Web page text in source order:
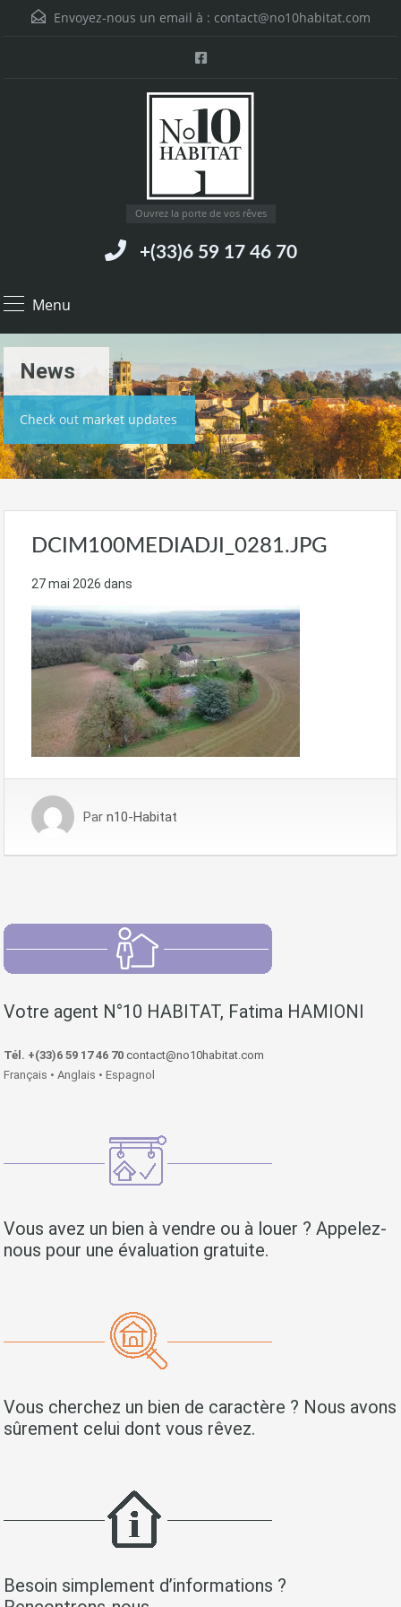
Envoyez-nous un email à : contact@no10habitat.com
Ouvrez la porte de vos rêves
+(33)6 59 17 46 70
Menu
News
Check out market updates
DCIM100MEDIADJI_0281.JPG
27 mai 2026 dans
Par n10-Habitat
Votre agent N°10 HABITAT, Fatima HAMIONI
Tél. +(33)6 59 17 46 70 contact@no10habitat.com
Français • Anglais • Espagnol
Vous avez un bien à vendre ou à louer ? Appelez-
nous pour une évaluation gratuite.
Vous cherchez un bien de caractère ? Nous avons
sûrement celui dont vous rêvez.
Besoin simplement d’informations ?